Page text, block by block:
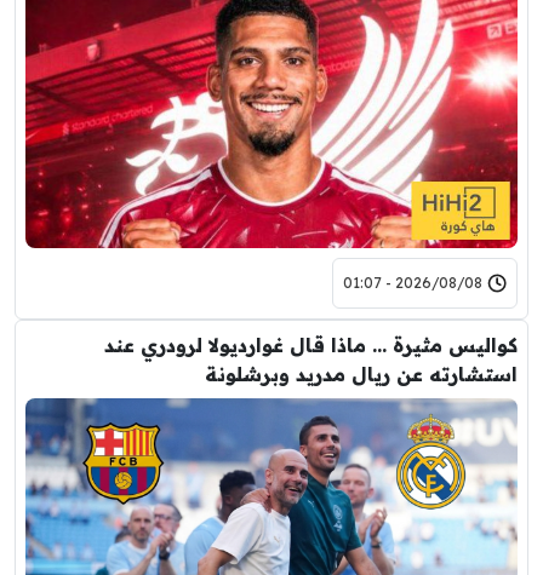
2026/08/08 - 01:07
كواليس مثيرة … ماذا قال غوارديولا لرودري عند
استشارته عن ريال مدريد وبرشلونة